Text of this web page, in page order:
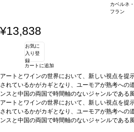
カベルネ
フラン
¥13,838
お気に
入り登
録
カートに追加
アートとワインの世界において、新しい視点を提
されているかがカギとなり、ユーモアが熟考への
ンスと中国の両国で時間軸のないジャンルである
の1つであり、同様に力強さ、ポテンシャル、優
えられるラランド＝ドゥ＝ポムロールにおいても
お決まりのオルター・エゴ（別の自己）から決別
能なほとんど全ての要素が包みこまれている。宮
品には、本物の目利きがうなる同じく優れたワイ
アートとワインの世界において、新しい視点を提
されているかがカギとなり、ユーモアが熟考への
ンスと中国の両国で時間軸のないジャンルである